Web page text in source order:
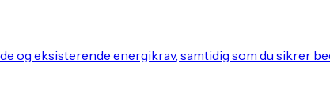
og eksisterende energikrav, samtidig som du sikrer